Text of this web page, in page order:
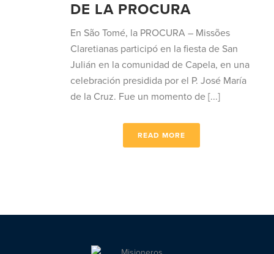
DE LA PROCURA
En São Tomé, la PROCURA – Missões
Claretianas participó en la fiesta de San
Julián en la comunidad de Capela, en una
celebración presidida por el P. José María
de la Cruz. Fue un momento de [...]
READ MORE